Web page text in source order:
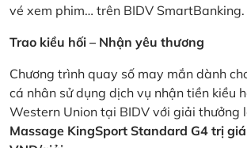
vé xem phim… trên BIDV SmartBanking.
Trao kiều hối – Nhận yêu thương
Chương trình quay số may mắn dành
cá nhân sử dụng dịch vụ nhận tiền kiều
Western Union tại BIDV với giải thưởng
Massage KingSport Standard G4 trị